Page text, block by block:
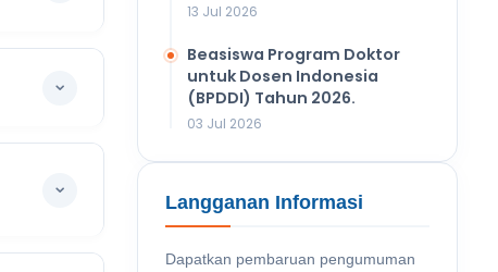
13 Jul 2026
Beasiswa Program Doktor
untuk Dosen Indonesia
(BPDDI) Tahun 2026.
03 Jul 2026
Langganan Informasi
Dapatkan pembaruan pengumuman